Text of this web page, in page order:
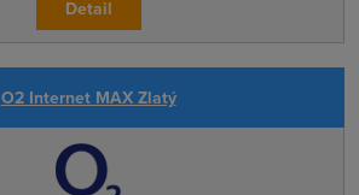
Detail
O2 Internet MAX Zlatý